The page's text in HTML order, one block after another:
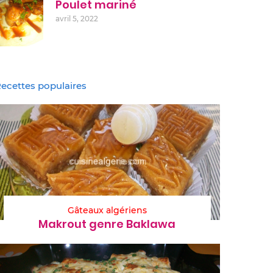
Poulet mariné
avril 5, 2022
populaires
Gâteaux algériens
Makrout genre Baklawa